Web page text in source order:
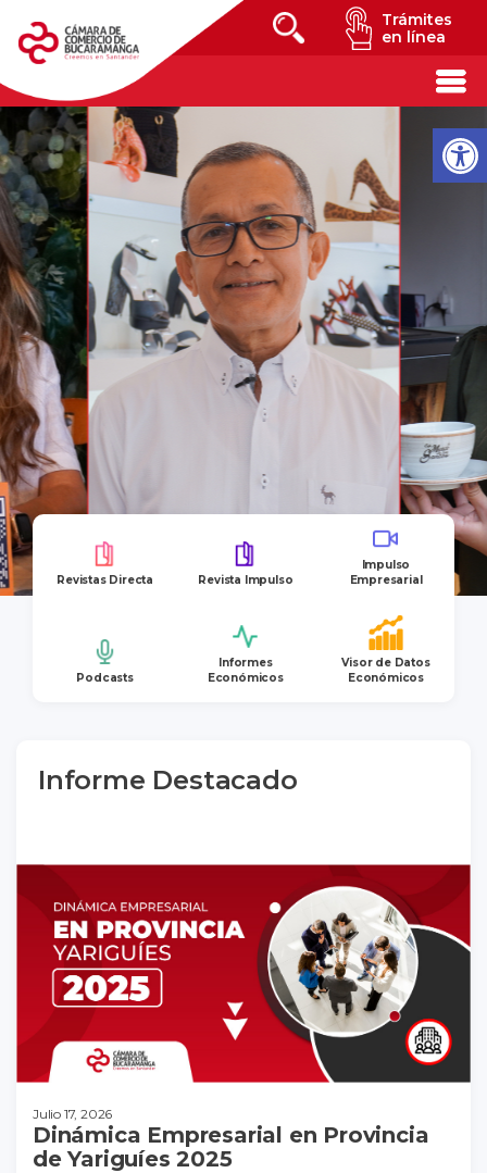
Trámites
en línea
Revistas Directa Revista Impulso
Impulso
Empresarial
Podcasts
Informes
Económicos
Visor de Datos
Económicos
Informe Destacado
Julio 17, 2026
Dinámica Empresarial en Provincia
de Yariguíes 2025